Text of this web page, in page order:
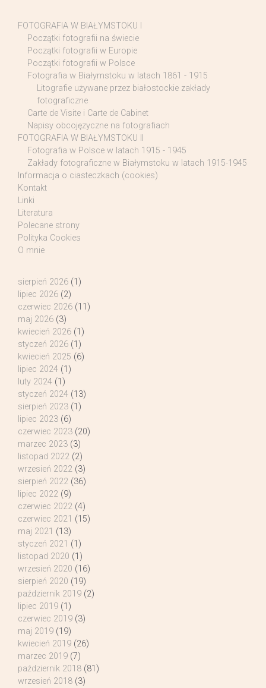
FOTOGRAFIA W BIAŁYMSTOKU I
Początki fotografii na świecie
Początki fotografii w Europie
Początki fotografii w Polsce
Fotografia w Białymstoku w latach 1861 - 1915
Litografie używane przez białostockie zakłady
fotograficzne
Carte de Visite i Carte de Cabinet
Napisy obcojęzyczne na fotografiach
FOTOGRAFIA W BIAŁYMSTOKU II
Fotografia w Polsce w latach 1915 - 1945
Zakłady fotograficzne w Białymstoku w latach 1915-1945
Informacja o ciasteczkach (cookies)
Kontakt
Linki
Literatura
Polecane strony
Polityka Cookies
O mnie
sierpień 2026 (1)
lipiec 2026 (2)
czerwiec 2026 (11)
maj 2026 (3)
kwiecień 2026 (1)
styczeń 2026 (1)
kwiecień 2025 (6)
lipiec 2024 (1)
luty 2024 (1)
styczeń 2024 (13)
sierpień 2023 (1)
lipiec 2023 (6)
czerwiec 2023 (20)
marzec 2023 (3)
listopad 2022 (2)
wrzesień 2022 (3)
sierpień 2022 (36)
lipiec 2022 (9)
czerwiec 2022 (4)
czerwiec 2021 (15)
maj 2021 (13)
styczeń 2021 (1)
listopad 2020 (1)
wrzesień 2020 (16)
sierpień 2020 (19)
październik 2019 (2)
lipiec 2019 (1)
czerwiec 2019 (3)
maj 2019 (19)
kwiecień 2019 (26)
marzec 2019 (7)
październik 2018 (81)
wrzesień 2018 (3)